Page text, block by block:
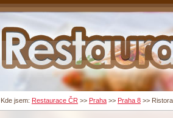
Kde jsem: Restaurace ČR >> Praha >> Praha 8 >>